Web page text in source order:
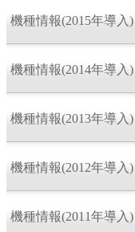
機種情報(2015年導入)
機種情報(2014年導入)
機種情報(2013年導入)
機種情報(2012年導入)
機種情報(2011年導入)